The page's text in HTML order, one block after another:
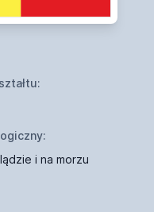
i na morzu